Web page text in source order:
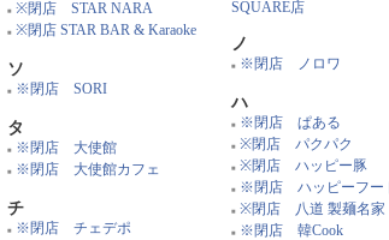
■ ※閉店 STAR NARA
■ ※閉店 STAR BAR & Karaoke
ソ
■ ※閉店 SORI
タ
■ ※閉店 大使館
■ ※閉店 大使館カフェ
チ
■ ※閉店 チェデポ
SQUARE店
ノ
■ ※閉店 ノロワ
ハ
■ ※閉店 ぱある
■ ※閉店 パクパク
■ ※閉店 ハッピー豚
■ ※閉店 ハッピーフー
■ ※閉店 八道 製麺名家
■ ※閉店 韓Cook